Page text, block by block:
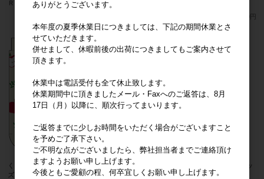
ＲＤ
380円
くまのがっこう アップルガール キッ
ズソックス クリーム
くまのがっこう アップルガール ソッ
クス クリーム
ありがとうございます。
本年度の夏季休業日につきましては、下記の期間休業とさ
せていただきます。
併せまして、休暇前後の出荷につきましてもご案内させて
頂きます。
休業中は電話受付も全て休止致します。
休業期間中に頂きましたメール・Faxへのご返答は、8月
17日（月）以降に、順次行ってまいります。
ご返答までに少しお時間をいただく場合がございますこと
を予めご了承下さい。
ご不明な点がございましたら、弊社担当者までご連絡頂け
ますようお願い申し上げます。
今後ともご愛顧の程、何卒宜しくお願い申し上げます。